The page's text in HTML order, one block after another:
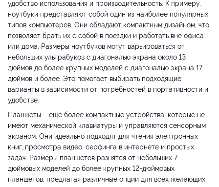
удобство использования и производительность. К примеру,
ноутбуки представляют собой один из наиболее популярных
типов компьютеров. Они обладают компактным дизайном, что
позволяет брать их с собой в поездки и работать вне офиса
или дома. Размеры ноутбуков могут варьироваться от
небольших ультрабуков с диагональю экрана около 13
дюймов до более крупных моделей с диагональю экрана 17
дюймов и более. Это помогает выбирать подходящие
варианты в зависимости от потребностей в портативности и
удобстве.
Планшеты – ещё более компактные устройства, которые не
имеют механической клавиатуры и управляются сенсорным
экраном. Они идеально подходят для чтения электронных
книг, просмотра видео, серфинга в интернете и простых
задач. Размеры планшетов разнятся от небольших 7-
дюймовых моделей до более крупных 12-дюймовых
планшетов, предлагая различные опции для всех желающих.